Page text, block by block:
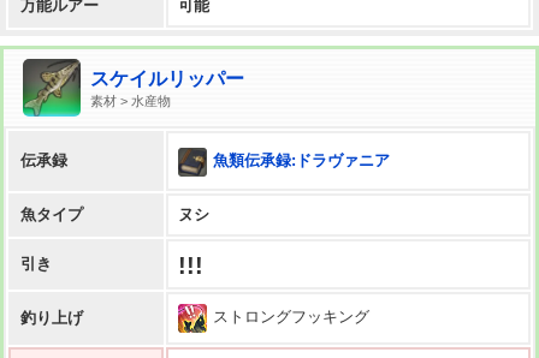
万能ルアー 可能
スケイルリッパー
素材 > 水産物
伝承録 魚類伝承録:ドラヴァニア
魚タイプ ヌシ
引き !!!
釣り上げ ストロングフッキング